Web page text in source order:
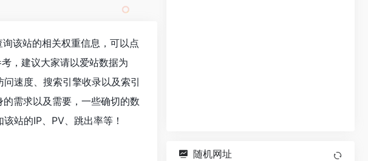
该站的相关权重信息，可以点
，建议大家请以爱站数据为
速度、搜索引擎收录以及索引
需求以及需要，一些确切的数
站的IP、PV、跳出率等！
随机网址